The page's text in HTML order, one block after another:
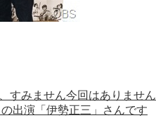
すみません今回はありません
出演「伊勢正三」さんです